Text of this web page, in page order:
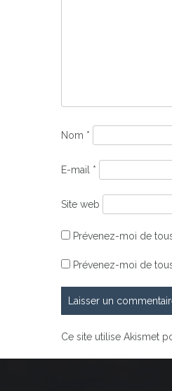
Nom *
E-mail *
Site web
Prévenez-moi de
Prévenez-moi de
Ce site utilise Akismet